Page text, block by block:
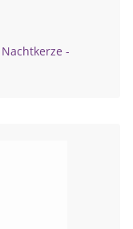
-